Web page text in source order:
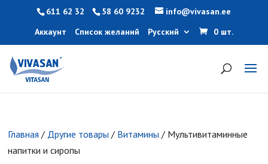
611 62 32 58 60 9232
info@vivasan.ee
Аккаунт
Список желаний Русский 0 шт.
Главная / Другие товары / Витамины / Мультивитаминные
напитки и сиропы